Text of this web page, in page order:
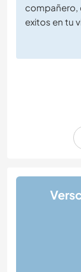
compañero,
exitos en tu